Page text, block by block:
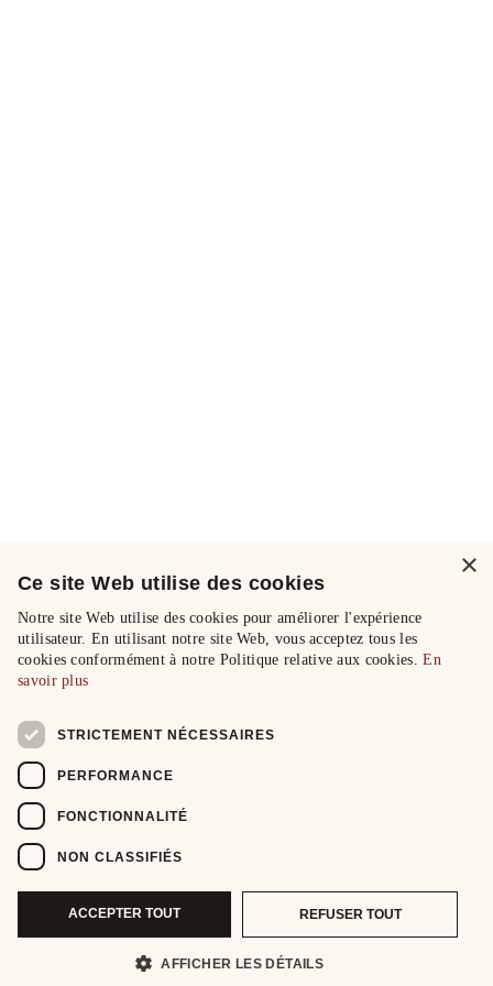
×
Ce site Web utilise des cookies
Notre site Web utilise des cookies pour améliorer l'expérience
utilisateur. En utilisant notre site Web, vous acceptez tous les
cookies conformément à notre Politique relative aux cookies.En
savoir plus
STRICTEMENT NÉCESSAIRES
PERFORMANCE
FONCTIONNALITÉ
NON CLASSIFIÉS
ACCEPTER TOUT REFUSER TOUT
AFFICHER LES DÉTAILS